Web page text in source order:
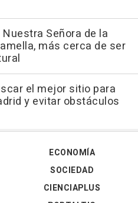
Señora de la
más cerca de ser
el mejor sitio para
y evitar obstáculos
ECONOMÍA
SOCIEDAD
CIENCIAPLUS